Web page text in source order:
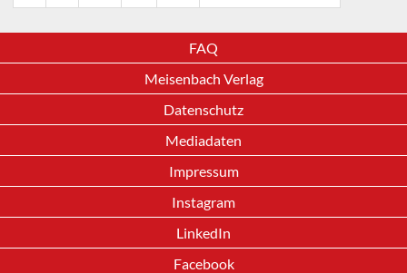
FAQ
Meisenbach Verlag
Datenschutz
Mediadaten
Impressum
Instagram
LinkedIn
Facebook